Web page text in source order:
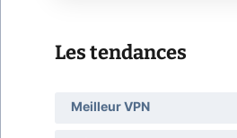
Les tendances
Meilleur VPN